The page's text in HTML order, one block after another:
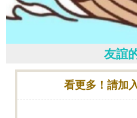
友誼
看更多！請加